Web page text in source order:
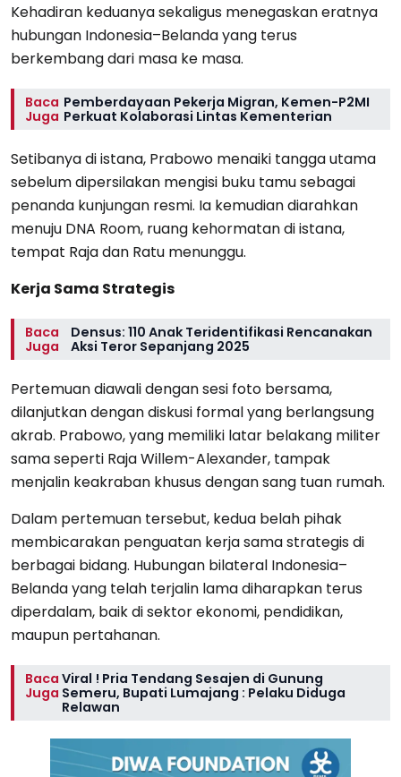
Kehadiran keduanya sekaligus menegaskan eratnya
hubungan Indonesia–Belanda yang terus
berkembang dari masa ke masa.
Baca
Juga
Pemberdayaan Pekerja Migran, Kemen-P2MI
Perkuat Kolaborasi Lintas Kementerian
Setibanya di istana, Prabowo menaiki tangga utama
sebelum dipersilakan mengisi buku tamu sebagai
penanda kunjungan resmi. Ia kemudian diarahkan
menuju DNA Room, ruang kehormatan di istana,
tempat Raja dan Ratu menunggu.
Kerja Sama Strategis
Baca
Juga
Densus: 110 Anak Teridentifikasi Rencanakan
Aksi Teror Sepanjang 2025
Pertemuan diawali dengan sesi foto bersama,
dilanjutkan dengan diskusi formal yang berlangsung
akrab. Prabowo, yang memiliki latar belakang militer
sama seperti Raja Willem-Alexander, tampak
menjalin keakraban khusus dengan sang tuan rumah.
Dalam pertemuan tersebut, kedua belah pihak
membicarakan penguatan kerja sama strategis di
berbagai bidang. Hubungan bilateral Indonesia–
Belanda yang telah terjalin lama diharapkan terus
diperdalam, baik di sektor ekonomi, pendidikan,
maupun pertahanan.
Baca
Juga
Viral ! Pria Tendang Sesajen di Gunung
Semeru, Bupati Lumajang : Pelaku Diduga
Relawan